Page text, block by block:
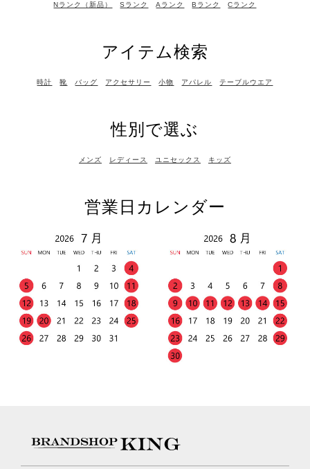
Nランク（新品） Sランク Aランク Bランク Cランク
アイテム検索
時計 靴 バッグ アクセサリー 小物 アパレル テーブルウエア
性別で選ぶ
メンズ レディース ユニセックス キッズ
営業日カレンダー